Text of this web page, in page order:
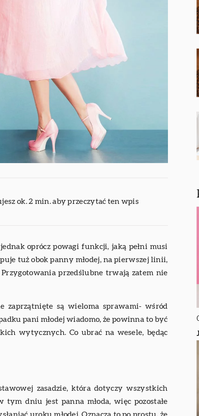
ok. 2 min. aby przeczytać ten wpis
oprócz powagi funkcji, jaką pełni musi
tuż obok panny młodej, na pierwszej linii,
przedślubne trwają zatem nie
zaprzątnięte są wieloma sprawami- wśród
pani młodej wiadomo, że powinna to być
wytycznych. Co ubrać na wesele, będąc
zasadzie, która dotyczy wszystkich
dniu jest panna młoda, więc pozostałe
uroku młodej. Oznacza to po prostu, że